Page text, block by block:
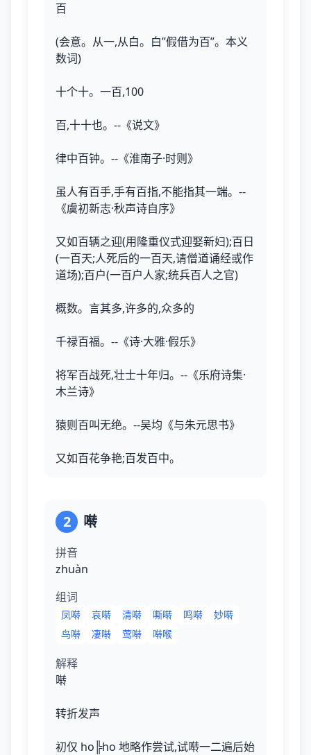
百
(会意。从一,从白。白”假借为百”。本义
数词)
十个十。一百,100
百,十十也。--《说文》
律中百钟。--《淮南子·时则》
虽人有百手,手有百指,不能指其一端。--
《虞初新志·秋声诗自序》
又如百辆之迎(用隆重仪式迎娶新妇);百日
(一百天;人死后的一百天,请僧道诵经或作
道场);百户(一百户人家;统兵百人之官)
概数。言其多,许多的,众多的
千禄百福。--《诗·大雅·假乐》
将军百战死,壮士十年归。--《乐府诗集·
木兰诗》
猿则百叫无绝。--吴均《与朱元思书》
又如百花争艳;百发百中。
2 啭
拼音
zhuàn
组词
凤啭 哀啭 清啭 嘶啭 鸣啭
妙啭
鸟啭
凄啭 莺啭 啭喉
解释
啭
转折发声
初仅 ho╠ho 地略作尝试,试啭一二遍后始